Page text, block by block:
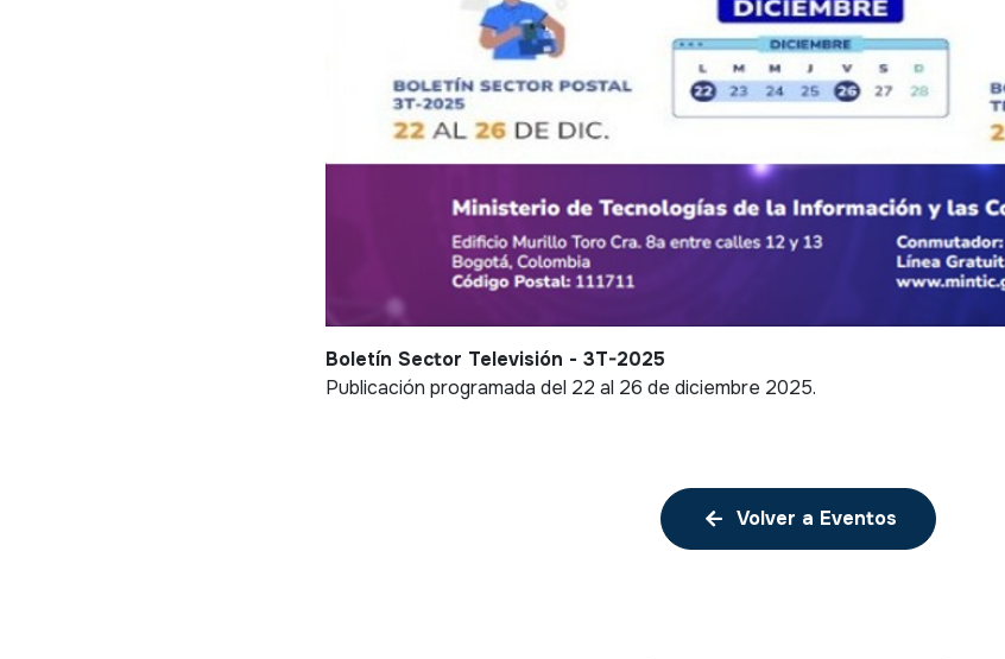
Boletín Sector Televisión - 3T-2025
Publicación programada del 22 al 26 de diciembre 2025.
Volver a Eventos